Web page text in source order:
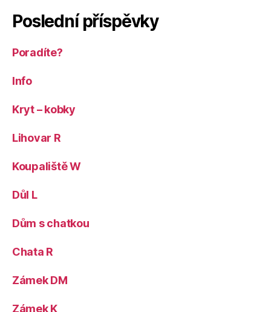
Poslední příspěvky
Poradíte?
Info
Kryt – kobky
Lihovar R
Koupaliště W
Důl L
Dům s chatkou
Chata R
Zámek DM
Zámek K